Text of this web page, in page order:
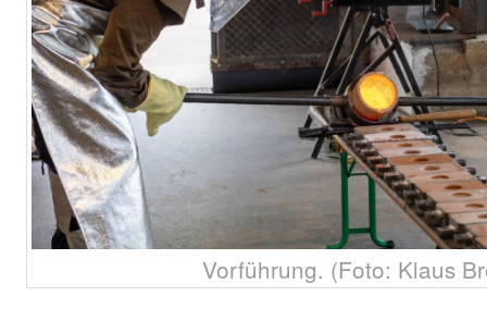
Vorführung. (Foto: Klaus